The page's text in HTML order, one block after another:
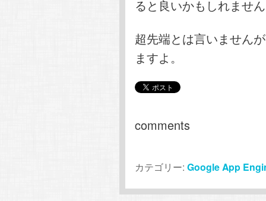
ると良いかもしれませ
超先端とは言いません
ますよ。
comments
カテゴリー: Google App